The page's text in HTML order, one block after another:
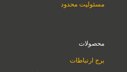
مسئولیت محدود
محصولات
برج ارتباطات